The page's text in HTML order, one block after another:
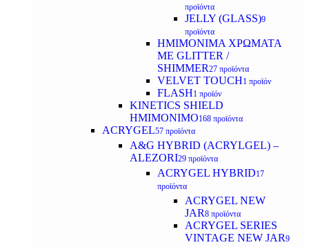
προϊόντα
JELLY (GLASS)9
προϊόντα
ΗΜΙΜΟΝΙΜA ΧΡΩΜΑΤΑ
ΜΕ GLITTER /
SHIMMER27 προϊόντα
VELVET TOUCH1 προϊόν
FLASH1 προϊόν
KINETICS SHIELD
ΗΜΙΜΟΝΙΜΟ168 προϊόντα
ACRYGEL57 προϊόντα
A&G HYBRID (ACRYLGEL) –
ALEZORI29 προϊόντα
ACRYGEL HYBRID17
προϊόντα
ACRYGEL NEW
JAR8 προϊόντα
ACRYGEL SERIES
VINTAGE NEW JAR9